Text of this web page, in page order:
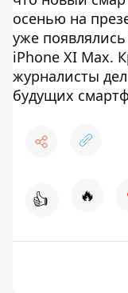
осенью на
уже
iPhone XI Max.
журналисты
будущих
👍 🔥